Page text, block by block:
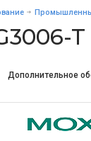
T
Дополнительное